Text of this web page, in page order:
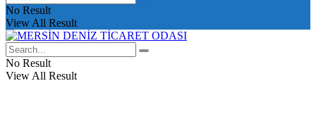
No Result
View All Result
No Result
View All Result